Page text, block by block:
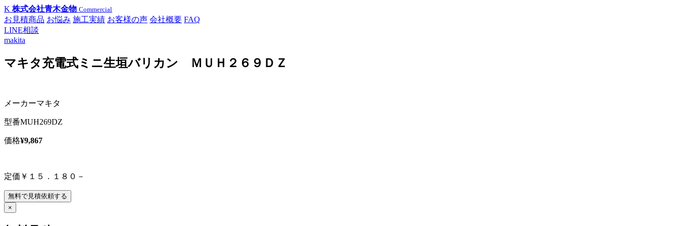
K 株式会社青木金物 Commercial
お見積商品 お悩み 施工実績 お客様の声 会社概要 FAQ
LINE相談
makita
マキタ充電式ミニ生垣バリカン ＭＵＨ２６９ＤＺ
メーカーマキタ
型番MUH269DZ
価格¥9,867
定価￥１５．１８０－
無料で見積依頼する
×